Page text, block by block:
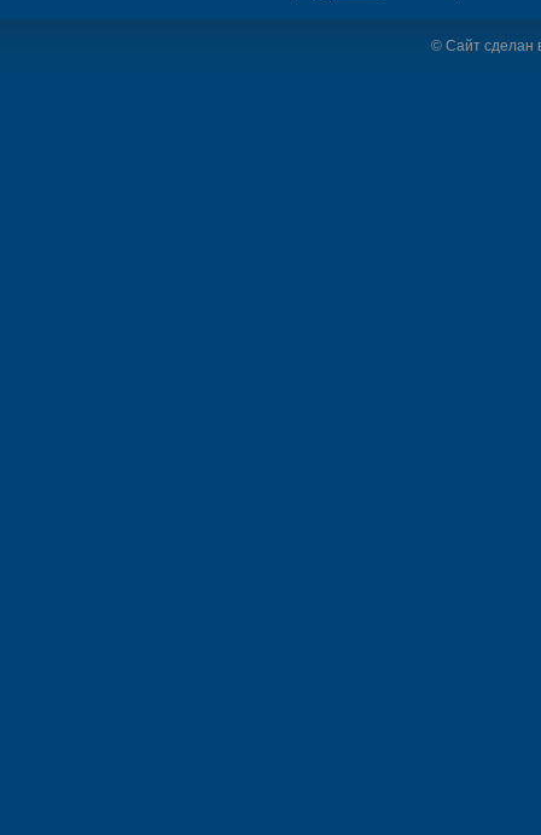
© Сайт сделан